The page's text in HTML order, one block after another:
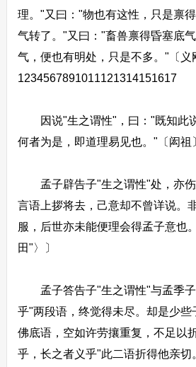
理。"又曰："物也有这性，只是禀
气转了。"又曰："畜兽禀得昏塞底
气，便也有明处，只是不多。"〔义
1234567891011121314151617
因说"生之谓性"，曰："既知此
何者为是，即道理易见也。"〔闳祖
孟子辟告子"生之谓性"处，亦伤
言语上拶将去，己意却不曾详说。
服，后世亦未能便理会得孟子意也
田"〉〕
孟子答告子"生之谓性"与孟季子
乎"两段语，终觉得未尽。却是少些
佛底语，空如许劳攘重复，不足以
乎，长之者义乎"此二语折得他亲切